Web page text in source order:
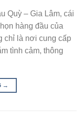
Quỳ – Gia Lâm, cái
hàng đầu của
chỉ là nơi cung cấp
tình cảm, thông
→